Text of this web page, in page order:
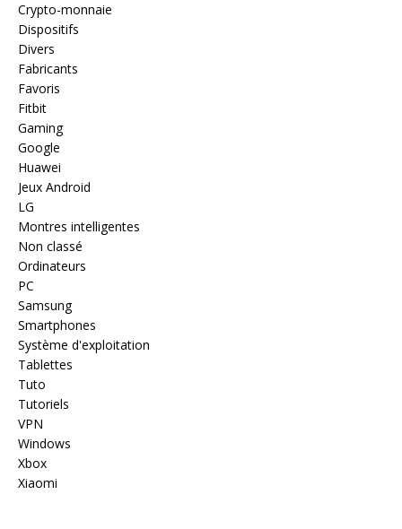
Crypto-monnaie
Dispositifs
Divers
Fabricants
Favoris
Fitbit
Gaming
Google
Huawei
Jeux Android
LG
Montres intelligentes
Non classé
Ordinateurs
PC
Samsung
Smartphones
Système d'exploitation
Tablettes
Tuto
Tutoriels
VPN
Windows
Xbox
Xiaomi